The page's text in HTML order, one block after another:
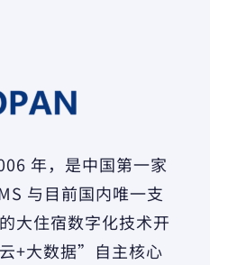
年，是中国第一家
与目前国内唯一支
大住宿数字化技术开
+大数据”自主核心